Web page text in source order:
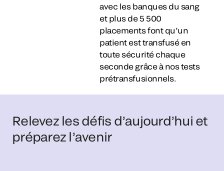
avec les banques du sang
et plus de 5 500
placements font qu’un
patient est transfusé en
toute sécurité chaque
seconde grâce à nos tests
prétransfusionnels.
Relevez les défis d’aujourd’hui et
préparez l’avenir